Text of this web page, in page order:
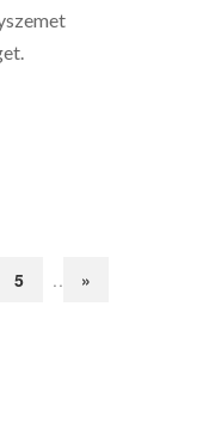
5 ...
»